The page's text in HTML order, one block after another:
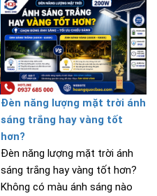
Đèn năng lượng mặt trời ánh
sáng trắng hay vàng tốt
hơn?
Đèn năng lượng mặt trời ánh
sáng trắng hay vàng tốt hơn?
Không có màu ánh sáng nào